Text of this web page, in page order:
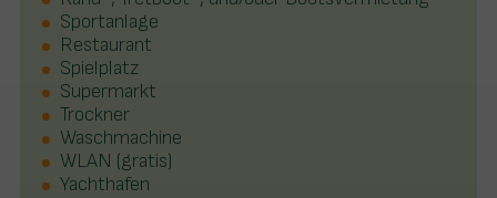
Sportanlage
Restaurant
Spielplatz
Supermarkt
Trockner
Waschmachine
WLAN (gratis)
Yachthafen